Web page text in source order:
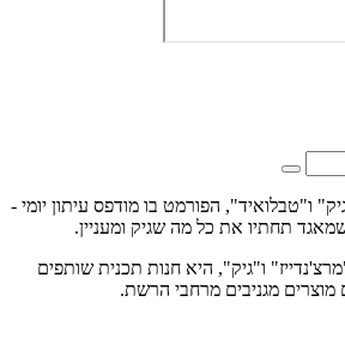
ו"טבלואיד", הפורמט בו מודפס עיתון יומי -
תחתיו את כל מה שגיק ומעניין.
ו"גיק", היא חנות תכנית שותפים